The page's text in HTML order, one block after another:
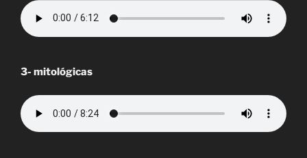
3- mitológicas